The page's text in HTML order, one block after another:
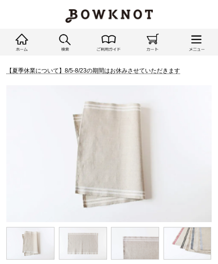
【夏季休業について】8/5-8/23の期間はお休みさせていただきます